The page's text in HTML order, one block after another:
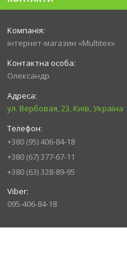
інтернет-магазин «Multitex»
Олександр
ул. Вербовая, 23, Київ, Україна
+380 (95) 406-84-18
+380 (67) 377-67-11
+380 (63) 328-89-95
095-406-84-18